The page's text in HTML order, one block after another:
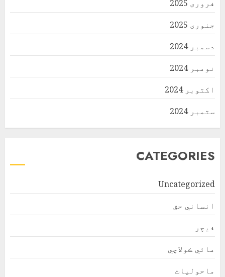
فروری 2025
جنوری 2025
دسمبر 2024
نومبر 2024
اکتوبر 2024
ستمبر 2024
CATEGORIES
Uncategorized
انساني حق
فیچر
مائي ڪولاچي
ماحولیات